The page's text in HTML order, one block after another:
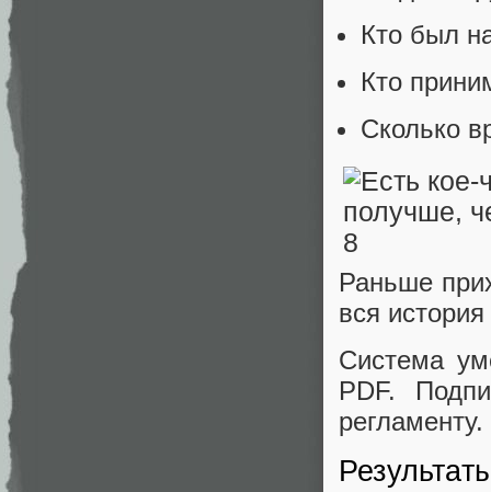
Кто был
Кто
Сколько
Раньше
вся
Система
PDF.
регламенту.